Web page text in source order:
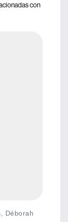
con
Déborah